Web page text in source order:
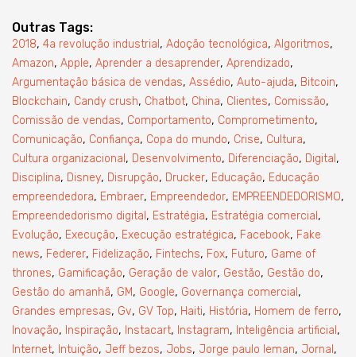
Outras Tags:
2018, 4a revolução industrial , Adoção tecnológica, Algoritmos,
Amazon, Apple, Aprender a desaprender, Aprendizado,
Argumentação básica de vendas, Assédio, Auto-ajuda, Bitcoin,
Blockchain, Candy crush, Chatbot, China, Clientes, Comissão,
Comissão de vendas, Comportamento, Comprometimento,
Comunicação, Confiança, Copa do mundo, Crise, Cultura,
Cultura organizacional , Desenvolvimento, Diferenciação, Digital ,
Disciplina, Disney, Disrupção, Drucker, Educação, Educação
empreendedora, Embraer, Empreendedor, EMPREENDEDORISMO,
Empreendedorismo digital , Estratégia, Estratégia comercial ,
Evolução, Execução, Execução estratégica, Facebook, Fake
news, Federer, Fidelização, Fintechs, Fox, Futuro, Game of
thrones, Gamificação, Geração de valor, Gestão, Gestão do,
Gestão do amanhã, GM, Google, Governança comercial ,
Grandes empresas, Gv, GV Top, Haiti, História, Homem de ferro,
Inovação, Inspiração, Instacart, Instagram, Inteligência artificial ,
Internet, Intuição, Jeff bezos, Jobs, Jorge paulo leman, Jornal ,